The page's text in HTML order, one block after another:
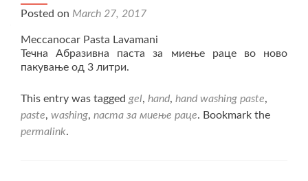
Posted on March 27, 2017
Meccanocar Pasta Lavamani
Течна Абразивна паста за миење раце во ново
пакување од 3 литри.
This entry was tagged gel, hand, hand washing paste,
paste, washing, паста за миење раце. Bookmark the
permalink.